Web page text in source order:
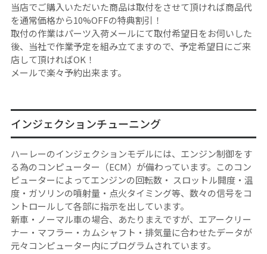
当店でご購入いただいた商品は取付をさせて頂ければ商品代
を通常価格から10%OFFの特典割引！
取付の作業はパーツ入荷メールにて取付希望日をお伺いした
後、当社で作業予定を組み立てますので、予定希望日にご来
店して頂ければOK！
メールで楽々予約出来ます。
インジェクションチューニング
ハーレーのインジェクションモデルには、エンジン制御をす
る為のコンピューター（ECM）が備わっています。このコン
ピューターによってエンジンの回転数・ スロットル開度・温
度・ガソリンの噴射量・点火タイミング等、数々の信号をコ
ントロールして各部に指示を出しています。
新車・ノーマル車の場合、あたりまえですが、エアークリー
ナー・マフラー・カムシャフト・排気量に合わせたデータが
元々コンピューター内にプログラムされています。